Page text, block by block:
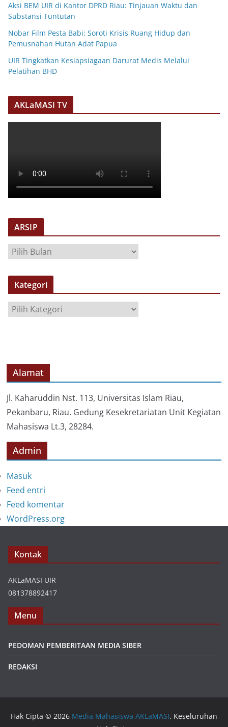
Aksi BEM UIR di Kantor DPRD Riau: Tinjauan Waktu dan
Substansi Tuntutan
Nobar Film Pesta Babi: Soroti Krisis Ruang Hidup dan
Pemusnahan Hutan Adat Papua
UIR Tingkatkan Kesiapsiagaan Darurat Medis Melalui
Pelatihan BHD
AKLaMASI TV
ARSIP
S
P
Kategori
r
i
Alamat
Jl. Kaharuddin Nst. 113, Universitas Islam Riau,
Pekanbaru, Riau. Gedung Kesekretariatan Unit Kegiatan
Mahasiswa Lt.3, 28284.
Admin
Masuk
Feed entri
Feed komentar
WordPress.org
Kontak
AKLaMASI UIR
081378892417
Menu
PEDOMAN PEMBERITAAN MEDIA SIBER
REDAKSI
Hak Cipta © 2026 Media Mahasiswa AKLaMASI. Keseluruhan